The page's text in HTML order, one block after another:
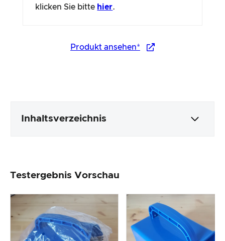
klicken Sie bitte hier.
Produkt ansehen*
Inhaltsverzeichnis
Produktverarbeitung & Erscheinungsbild
Der Praxistest
Preis-/ Leistungsverhältnis
Testergebnis Vorschau